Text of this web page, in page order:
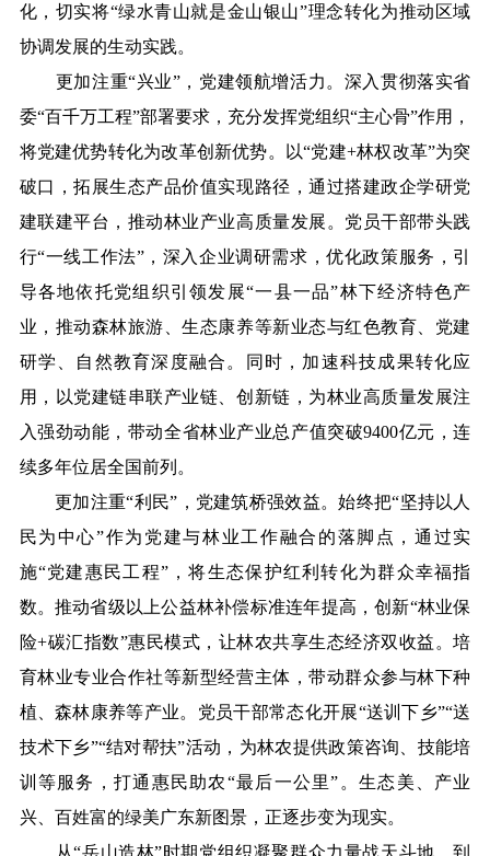
化，切实将“绿水青山就是金山银山”理念转化为推动区域
协调发展的生动实践。
更加注重“兴业”，党建领航增活力。深入贯彻落实省
委“百千万工程”部署要求，充分发挥党组织“主心骨”作用，
将党建优势转化为改革创新优势。以“党建+林权改革”为突
破口，拓展生态产品价值实现路径，通过搭建政企学研党
建联建平台，推动林业产业高质量发展。党员干部带头践
行“一线工作法”，深入企业调研需求，优化政策服务，引
导各地依托党组织引领发展“一县一品”林下经济特色产
业，推动森林旅游、生态康养等新业态与红色教育、党建
研学、自然教育深度融合。同时，加速科技成果转化应
用，以党建链串联产业链、创新链，为林业高质量发展注
入强劲动能，带动全省林业产业总产值突破9400亿元，连
续多年位居全国前列。
更加注重“利民”，党建筑桥强效益。始终把“坚持以人
民为中心”作为党建与林业工作融合的落脚点，通过实
施“党建惠民工程”，将生态保护红利转化为群众幸福指
数。推动省级以上公益林补偿标准连年提高，创新“林业保
险+碳汇指数”惠民模式，让林农共享生态经济双收益。培
育林业专业合作社等新型经营主体，带动群众参与林下种
植、森林康养等产业。党员干部常态化开展“送训下乡”“送
技术下乡”“结对帮扶”活动，为林农提供政策咨询、技能培
训等服务，打通惠民助农“最后一公里”。生态美、产业
兴、百姓富的绿美广东新图景，正逐步变为现实。
从“岳山造林”时期党组织凝聚群众力量战天斗地，到